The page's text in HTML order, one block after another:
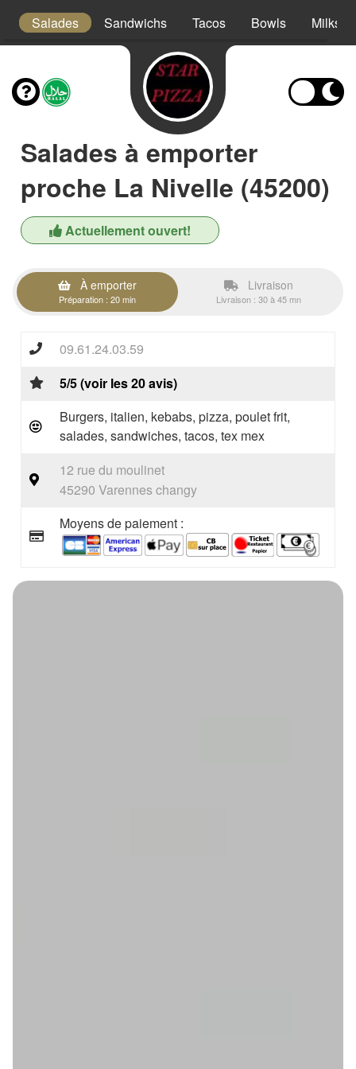
Salades Sandwichs Tacos Bowls
Salades à emporter
proche La Nivelle (45200)
Actuellement ouvert!
À emporter
Préparation : 20 min
Livraison
Livraison : 30 à 45 mn
09.61.24.03.59
5/5 (voir les 20 avis)
Burgers, italien, kebabs, pizza, poulet frit,
salades, sandwiches, tacos, tex mex
12 rue du moulinet
45290 Varennes changy
Moyens de paiement :